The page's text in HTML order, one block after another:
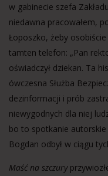
w gabinecie szefa
niedawna pracowałem,
Łoposzko, żeby
tamten telefon: „Pan
oświadczył dziekan. Ta
ówczesna Służba
dezinformacji i prób
niewygodnych dla niej
bo to spotkanie
Bogdan odbył w ciągu
Maść na szczury